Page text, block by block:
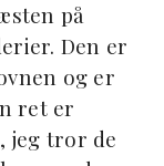
på
Den er
og er
ret er
jeg tror de